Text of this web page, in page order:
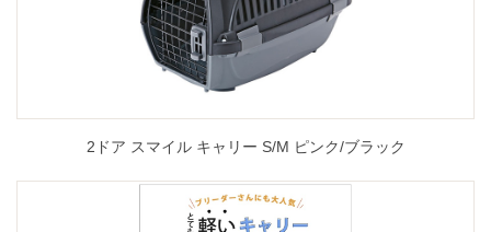
2ドア スマイル キャリー S/M ピンク/ブラック